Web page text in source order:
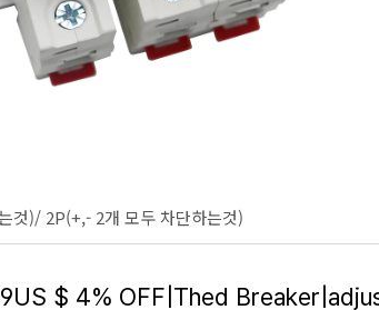
것)/ 2P(+,- 2개 모두 차단하는것)